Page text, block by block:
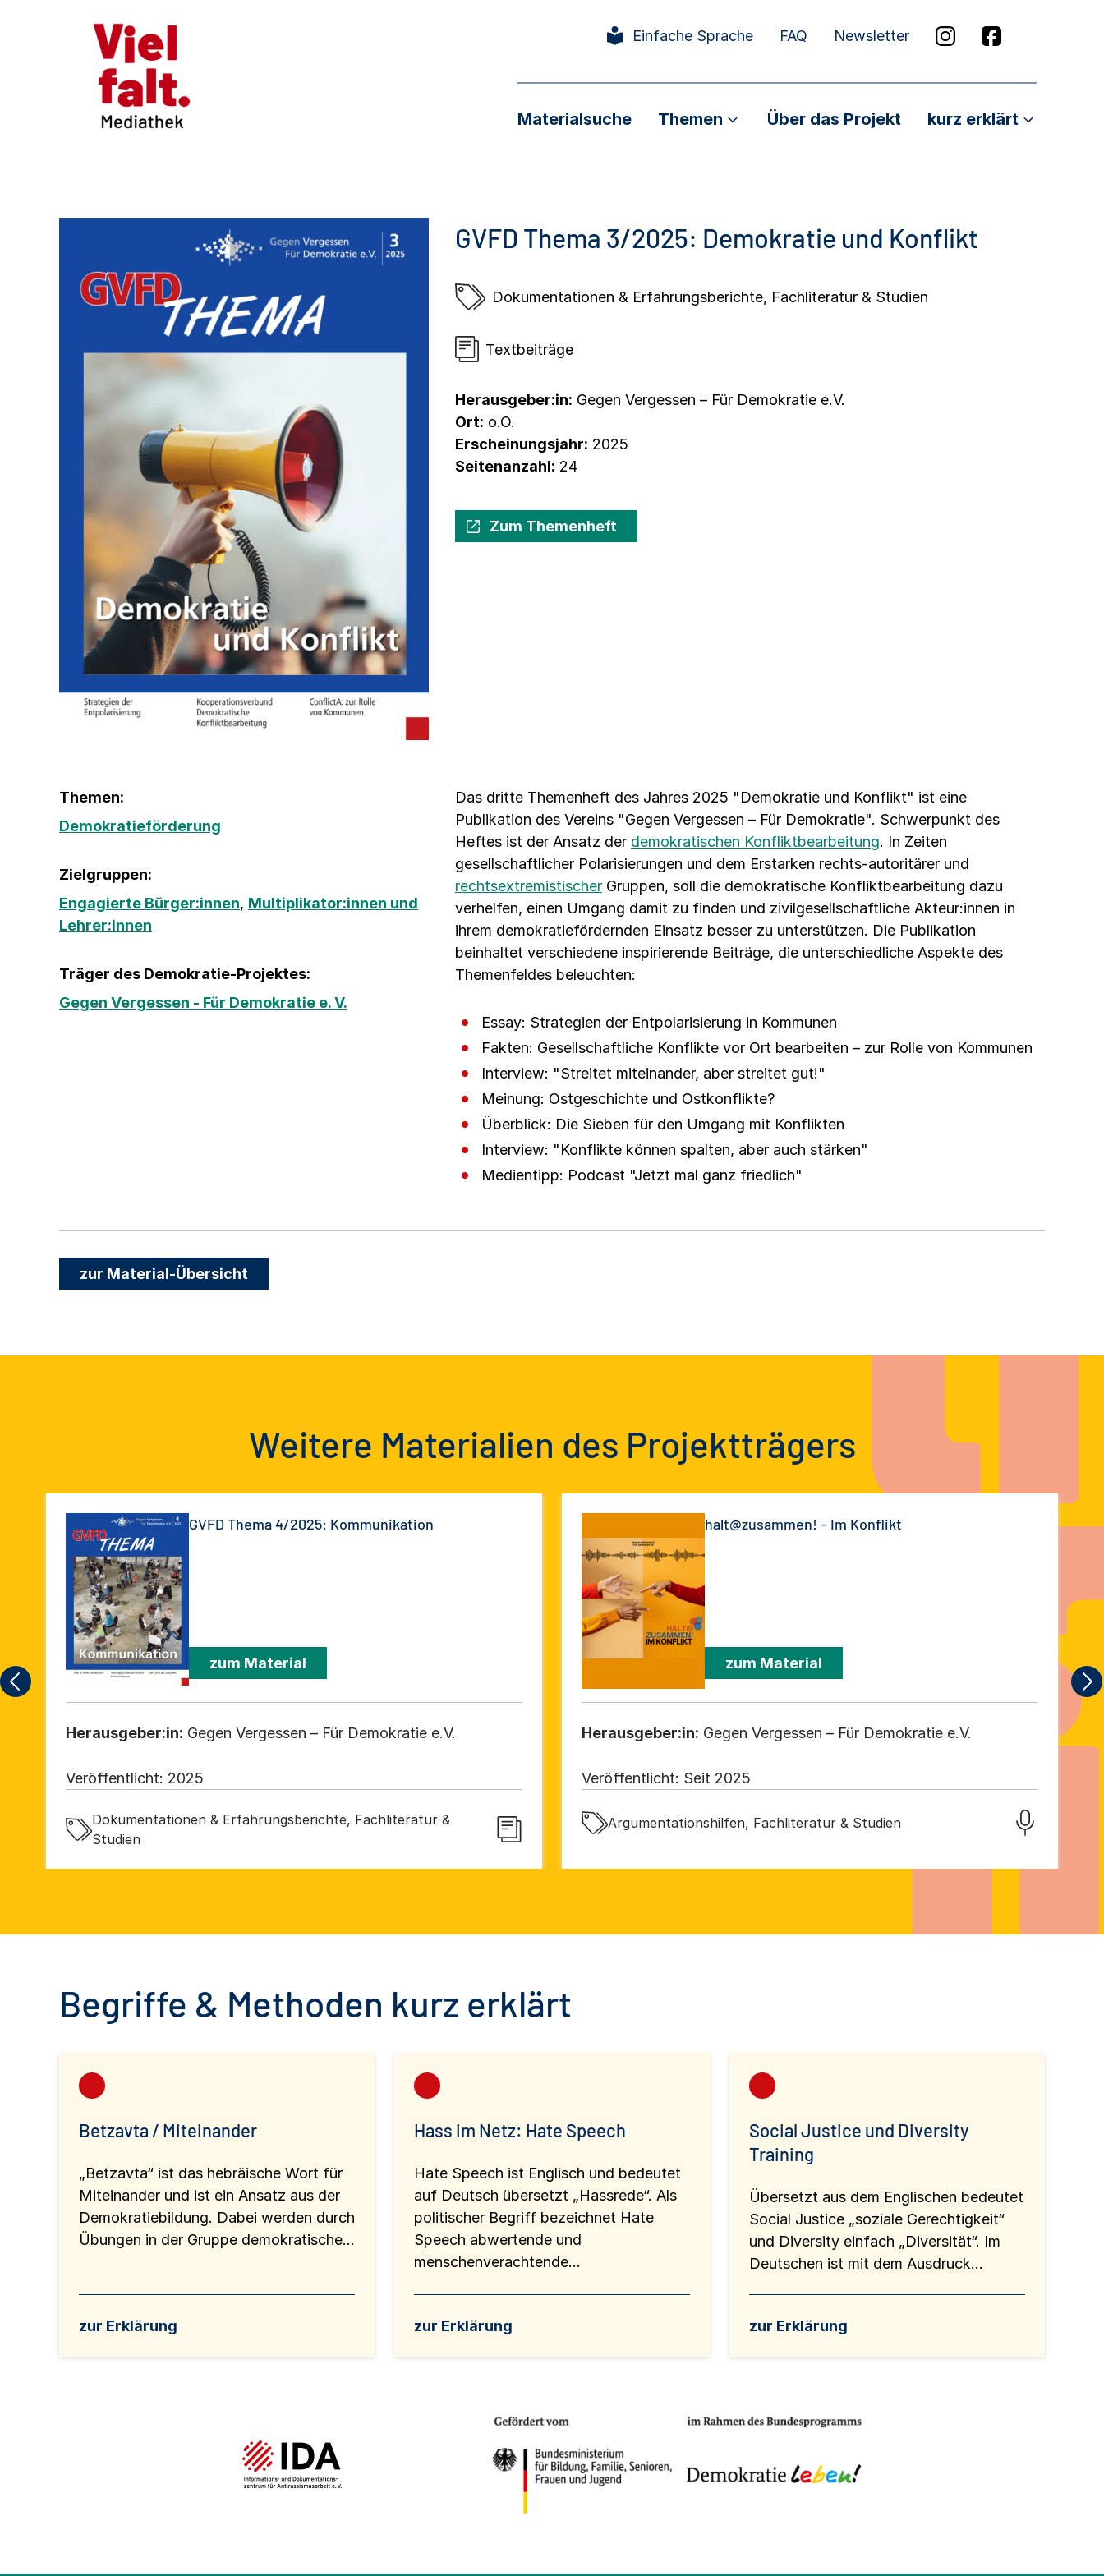
Einfache Sprache FAQ Newsletter
Materialsuche Themen Über das Projekt kurz erklärt
GVFD Thema 3/2025: Demokratie und Konflikt
Dokumentationen & Erfahrungsberichte, Fachliteratur & Studien
Textbeiträge
Herausgeber:in: Gegen Vergessen – Für Demokratie e.V.
Ort: o.O.
Erscheinungsjahr: 2025
Seitenanzahl: 24
Zum Themenheft
Themen:
Demokratieförderung
Zielgruppen:
Engagierte Bürger:innen, Multiplikator:innen und
Lehrer:innen
Träger des Demokratie-Projektes:
Gegen Vergessen - Für Demokratie e. V.
Das dritte Themenheft des Jahres 2025 "Demokratie und Konflikt" ist eine
Publikation des Vereins "Gegen Vergessen – Für Demokratie". Schwerpunkt des
Heftes ist der Ansatz der demokratischen Konfliktbearbeitung. In Zeiten
gesellschaftlicher Polarisierungen und dem Erstarken rechts-autoritärer und
rechtsextremistischer Gruppen, soll die demokratische Konfliktbearbeitung dazu
verhelfen, einen Umgang damit zu finden und zivilgesellschaftliche Akteur:innen in
ihrem demokratiefördernden Einsatz besser zu unterstützen. Die Publikation
beinhaltet verschiedene inspirierende Beiträge, die unterschiedliche Aspekte des
Themenfeldes beleuchten:
Essay: Strategien der Entpolarisierung in Kommunen
Fakten: Gesellschaftliche Konflikte vor Ort bearbeiten – zur Rolle von Kommunen
Interview: "Streitet miteinander, aber streitet gut!"
Meinung: Ostgeschichte und Ostkonflikte?
Überblick: Die Sieben für den Umgang mit Konflikten
Interview: "Konflikte können spalten, aber auch stärken"
Medientipp: Podcast "Jetzt mal ganz friedlich"
zur Material-Übersicht
Weitere Materialien des Projektträgers
GVFD Thema 4/2025: Kommunikation
zum Material
Herausgeber:in: Gegen Vergessen – Für Demokratie e.V.
Veröffentlicht: 2025
Dokumentationen & Erfahrungsberichte, Fachliteratur &
Studien
halt@zusammen! – Im Konflikt
zum Material
Herausgeber:in: Gegen Vergessen – Für Demokratie e.V.
Veröffentlicht: Seit 2025
Argumentationshilfen, Fachliteratur & Studien
Begriffe & Methoden kurz erklärt
Betzavta / Miteinander
„Betzavta“ ist das hebräische Wort für
Miteinander und ist ein Ansatz aus der
Demokratiebildung. Dabei werden durch
Übungen in der Gruppe demokratische...
zur Erklärung
Hass im Netz: Hate Speech
Hate Speech ist Englisch und bedeutet
auf Deutsch übersetzt „Hassrede“. Als
politischer Begriff bezeichnet Hate
Speech abwertende und
menschenverachtende...
zur Erklärung
Social Justice und Diversity
Training
Übersetzt aus dem Englischen bedeutet
Social Justice „soziale Gerechtigkeit“
und Diversity einfach „Diversität“. Im
Deutschen ist mit dem Ausdruck...
zur Erklärung